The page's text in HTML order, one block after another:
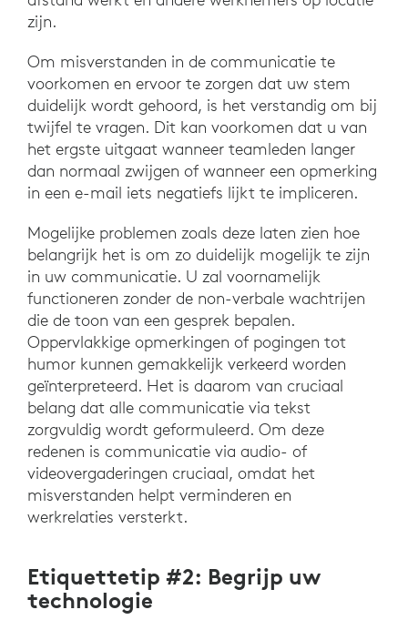
zijn.
Om misverstanden in de communicatie te
voorkomen en ervoor te zorgen dat uw stem
duidelijk wordt gehoord, is het verstandig om bij
twijfel te vragen. Dit kan voorkomen dat u van
het ergste uitgaat wanneer teamleden langer
dan normaal zwijgen of wanneer een opmerking
in een e-mail iets negatiefs lijkt te impliceren.
Mogelijke problemen zoals deze laten zien hoe
belangrijk het is om zo duidelijk mogelijk te zijn
in uw communicatie. U zal voornamelijk
functioneren zonder de non-verbale wachtrijen
die de toon van een gesprek bepalen.
Oppervlakkige opmerkingen of pogingen tot
humor kunnen gemakkelijk verkeerd worden
geïnterpreteerd. Het is daarom van cruciaal
belang dat alle communicatie via tekst
zorgvuldig wordt geformuleerd. Om deze
redenen is communicatie via audio- of
videovergaderingen cruciaal, omdat het
misverstanden helpt verminderen en
werkrelaties versterkt.
Etiquettetip #2: Begrijp uw
technologie